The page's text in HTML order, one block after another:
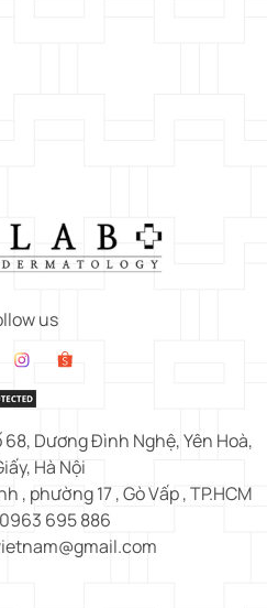
us
Dương Đình Nghệ, Yên Hoà,
Hà Nội
, phường 17 , Gò Vấp , TP.HCM
695 886